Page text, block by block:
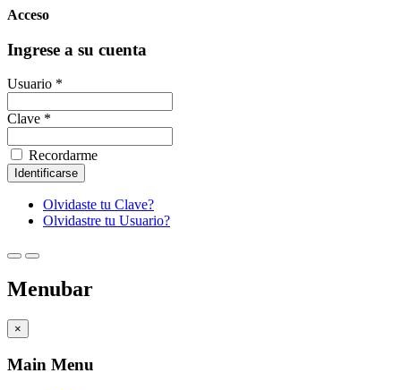
Acceso
Ingrese a su cuenta
Usuario *
Clave *
Recordarme
Olvidaste tu Clave?
Olvidastre tu Usuario?
Menubar
×
Main Menu